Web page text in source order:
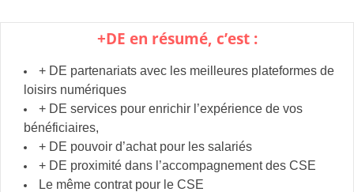
+DE en résumé, c’est :
+ DE partenariats avec les meilleures plateformes de
loisirs numériques
+ DE services pour enrichir l’expérience de vos
bénéficiaires,
+ DE pouvoir d’achat pour les salariés
+ DE proximité dans l’accompagnement des CSE
Le même contrat pour le CSE